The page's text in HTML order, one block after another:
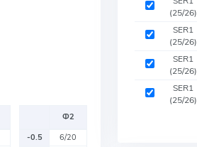
Ф2
-0.5
6/20
(25/26)
SER1
(25/26)
SER1
(25/26)
SER1
(25/26)